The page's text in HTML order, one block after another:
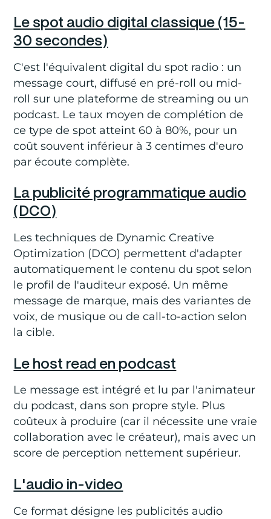
Le spot audio digital classique (15-
30 secondes)
C'est l'équivalent digital du spot radio : un
message court, diffusé en pré-roll ou mid-
roll sur une plateforme de streaming ou un
podcast. Le taux moyen de complétion de
ce type de spot atteint 60 à 80%, pour un
coût souvent inférieur à 3 centimes d'euro
par écoute complète.
La publicité programmatique audio
(DCO)
Les techniques de Dynamic Creative
Optimization (DCO) permettent d'adapter
automatiquement le contenu du spot selon
le profil de l'auditeur exposé. Un même
message de marque, mais des variantes de
voix, de musique ou de call-to-action selon
la cible.
Le host read en podcast
Le message est intégré et lu par l'animateur
du podcast, dans son propre style. Plus
coûteux à produire (car il nécessite une vraie
collaboration avec le créateur), mais avec un
score de perception nettement supérieur.
L'audio in-video
Ce format désigne les publicités audio